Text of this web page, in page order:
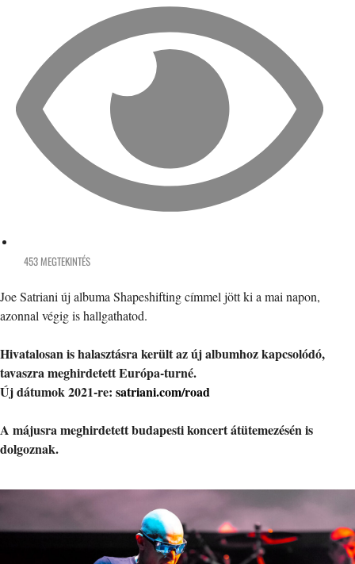
453 MEGTEKINTÉS
Joe Satriani új albuma Shapeshifting címmel jött ki a mai napon,
azonnal végig is hallgathatod.
Hivatalosan is halasztásra került az új albumhoz kapcsolódó,
tavaszra meghirdetett Európa-turné.
Új dátumok 2021-re: satriani.com/road
A májusra meghirdetett budapesti koncert átütemezésén is
dolgoznak.